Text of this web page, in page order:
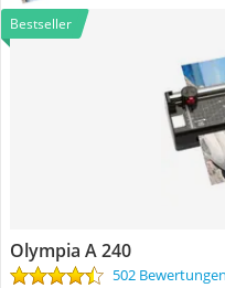
Bestseller
Olympia A 240
502 Bewertungen